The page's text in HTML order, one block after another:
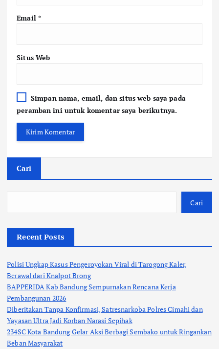
Email *
Situs Web
Simpan nama, email, dan situs web saya pada
peramban ini untuk komentar saya berikutnya.
Cari
Cari
Recent Posts
Polisi Ungkap Kasus Pengeroyokan Viral di Tarogong Kaler,
Berawal dari Knalpot Brong
BAPPERIDA Kab Bandung Sempurnakan Rencana Kerja
Pembangunan 2026
Diberitakan Tanpa Konfirmasi, Satresnarkoba Polres Cimahi dan
Yayasan Ultra Jadi Korban Narasi Sepihak
234SC Kota Bandung Gelar Aksi Berbagi Sembako untuk Ringankan
Beban Masyarakat